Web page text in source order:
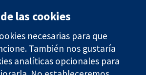
11-13 Cavendish
Square
Contacto
Noticias
las cookies
necesarias para que
También nos gustaría
analíticas opcionales para